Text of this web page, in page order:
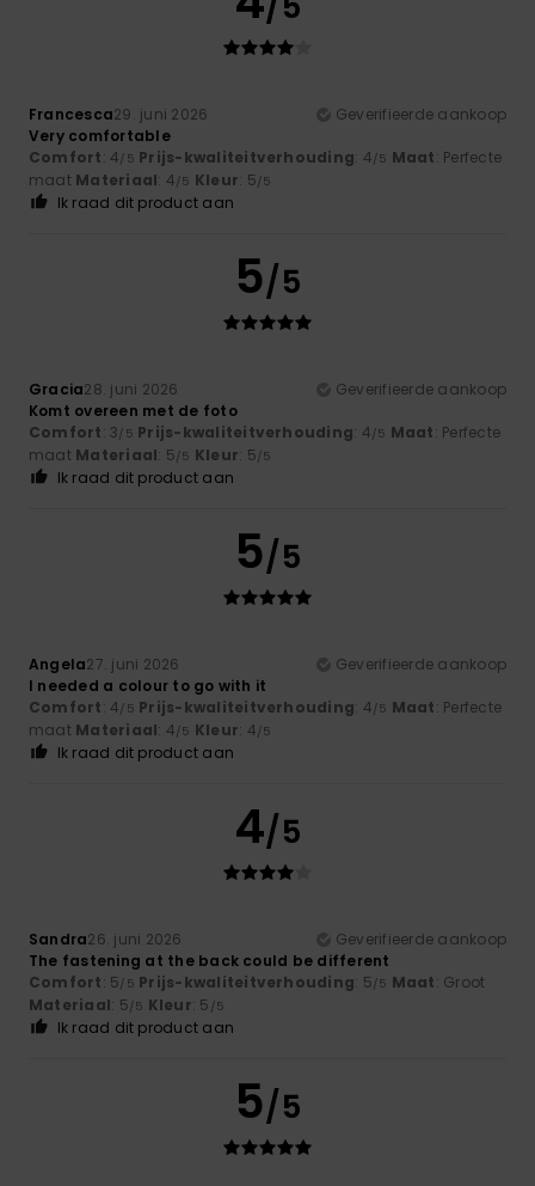
Francesca29. juni 2026
Geverifieerde aankoop
Very comfortable
Comfort: 4/5 Prijs-kwaliteitverhouding: 4/5 Maat: Perfecte
maat Materiaal: 4/5 Kleur: 5/5
Ik raad dit product aan
5/5
Gracia28. juni 2026
Geverifieerde aankoop
Komt overeen met de foto
Comfort: 3/5 Prijs-kwaliteitverhouding: 4/5 Maat: Perfecte
maat Materiaal: 5/5 Kleur: 5/5
Ik raad dit product aan
5/5
Angela27. juni 2026
Geverifieerde aankoop
I needed a colour to go with it
Comfort: 4/5 Prijs-kwaliteitverhouding: 4/5 Maat: Perfecte
maat Materiaal: 4/5 Kleur: 4/5
Ik raad dit product aan
4/5
Sandra26. juni 2026
Geverifieerde aankoop
The fastening at the back could be different
Comfort: 5/5 Prijs-kwaliteitverhouding: 5/5 Maat: Groot
Materiaal: 5/5 Kleur: 5 /5
Ik raad dit product aan
5/5